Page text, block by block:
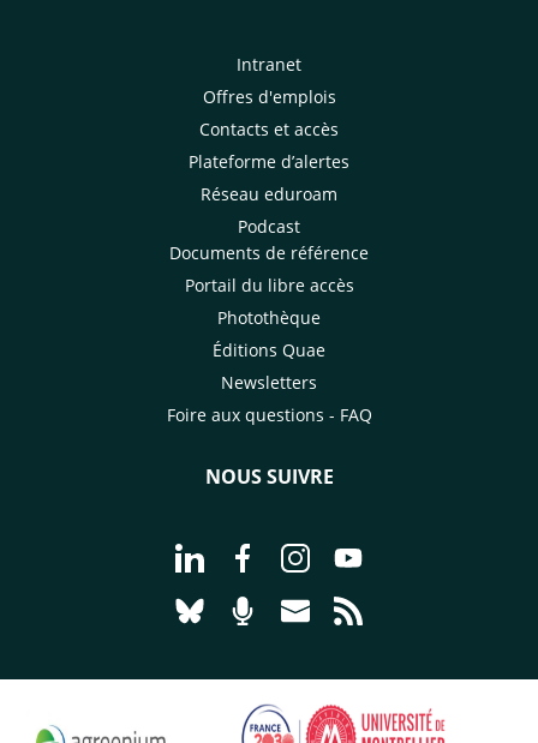
Intranet
Offres d'emplois
Contacts et accès
Plateforme d’alertes
Réseau eduroam
Podcast
Documents de référence
Portail du libre accès
Photothèque
Éditions Quae
Newsletters
Foire aux questions - FAQ
NOUS SUIVRE
Aller à la page Nous suivre sur
Aller à la page Nous suivre sur
Aller à la page Nous
Aller à la page
Aller à la page Nous suivre sur
Aller à la page Nourrir le
Aller à la page Nous